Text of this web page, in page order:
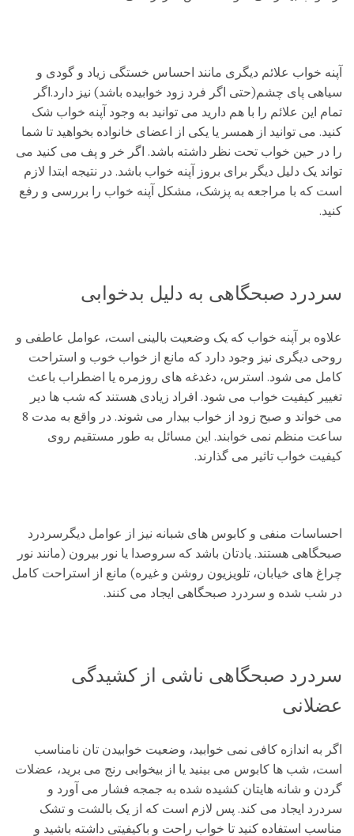
آپنه خواب علائم دیگری مانند احساس خستگی زیاد و گودی و
سیاهی پای چشم(حتی اگر فرد زود خوابیده باشد) نیز دارد.اگر
تمام این علائم را با هم دارید می توانید به وجود آپنه خواب شک
کنید. می توانید از همسر یا یکی از اعضای خانواده بخواهید تا شما
را در حین خواب تحت نظر داشته باشد. اگر خر و پف می کنید می
تواند یک دلیل دیگر برای بروز آپنه خواب باشد. در نتیجه ابتدا لازم
است که با مراجعه به پزشک، مشکل آپنه خواب را بررسی و رفع
کنید.
سردرد صبحگاهی به دلیل بدخوابی
علاوه بر آپنه خواب که یک وضعیت بالینی است، عوامل عاطفی و
روحی دیگری نیز وجود دارد که مانع از خواب خوب و استراحت
کامل می شود. استرس، دغدغه های روزمره یا اضطراب باعث
تغییر کیفیت خواب می شود. افراد زیادی هستند که شب ها دیر
می خواند و صبح زود از خواب بیدار می شوند. در واقع به مدت 8
ساعت منظم نمی خوابند. این مسائل به طور مستقیم روی
کیفیت خواب تاثیر می گذارند.
احساسات منفی و کابوس های شبانه نیز از عوامل دیگرسردرد
صبحگاهی هستند. یادتان باشد که سروصدا یا نور بیرون (مانند نور
چراغ های خیابان، تلویزیون روشن و غیره) مانع از استراحت کامل
در شب شده و سردرد صبحگاهی ایجاد می کنند.
سردرد صبحگاهی ناشی از کشیدگی
عضلانی
اگر به اندازه کافی نمی خوابید، وضعیت خوابیدن تان نامناسب
است، شب ها کابوس می بینید یا از بیخوابی رنج می برید، عضلات
گردن و شانه هایتان کشیده شده به جمجه فشار می آورد و
سردرد ایجاد می کند. پس لازم است که از یک بالشت و تشک
مناسب استفاده کنید تا خواب راحت و باکیفیتی داشته باشید و